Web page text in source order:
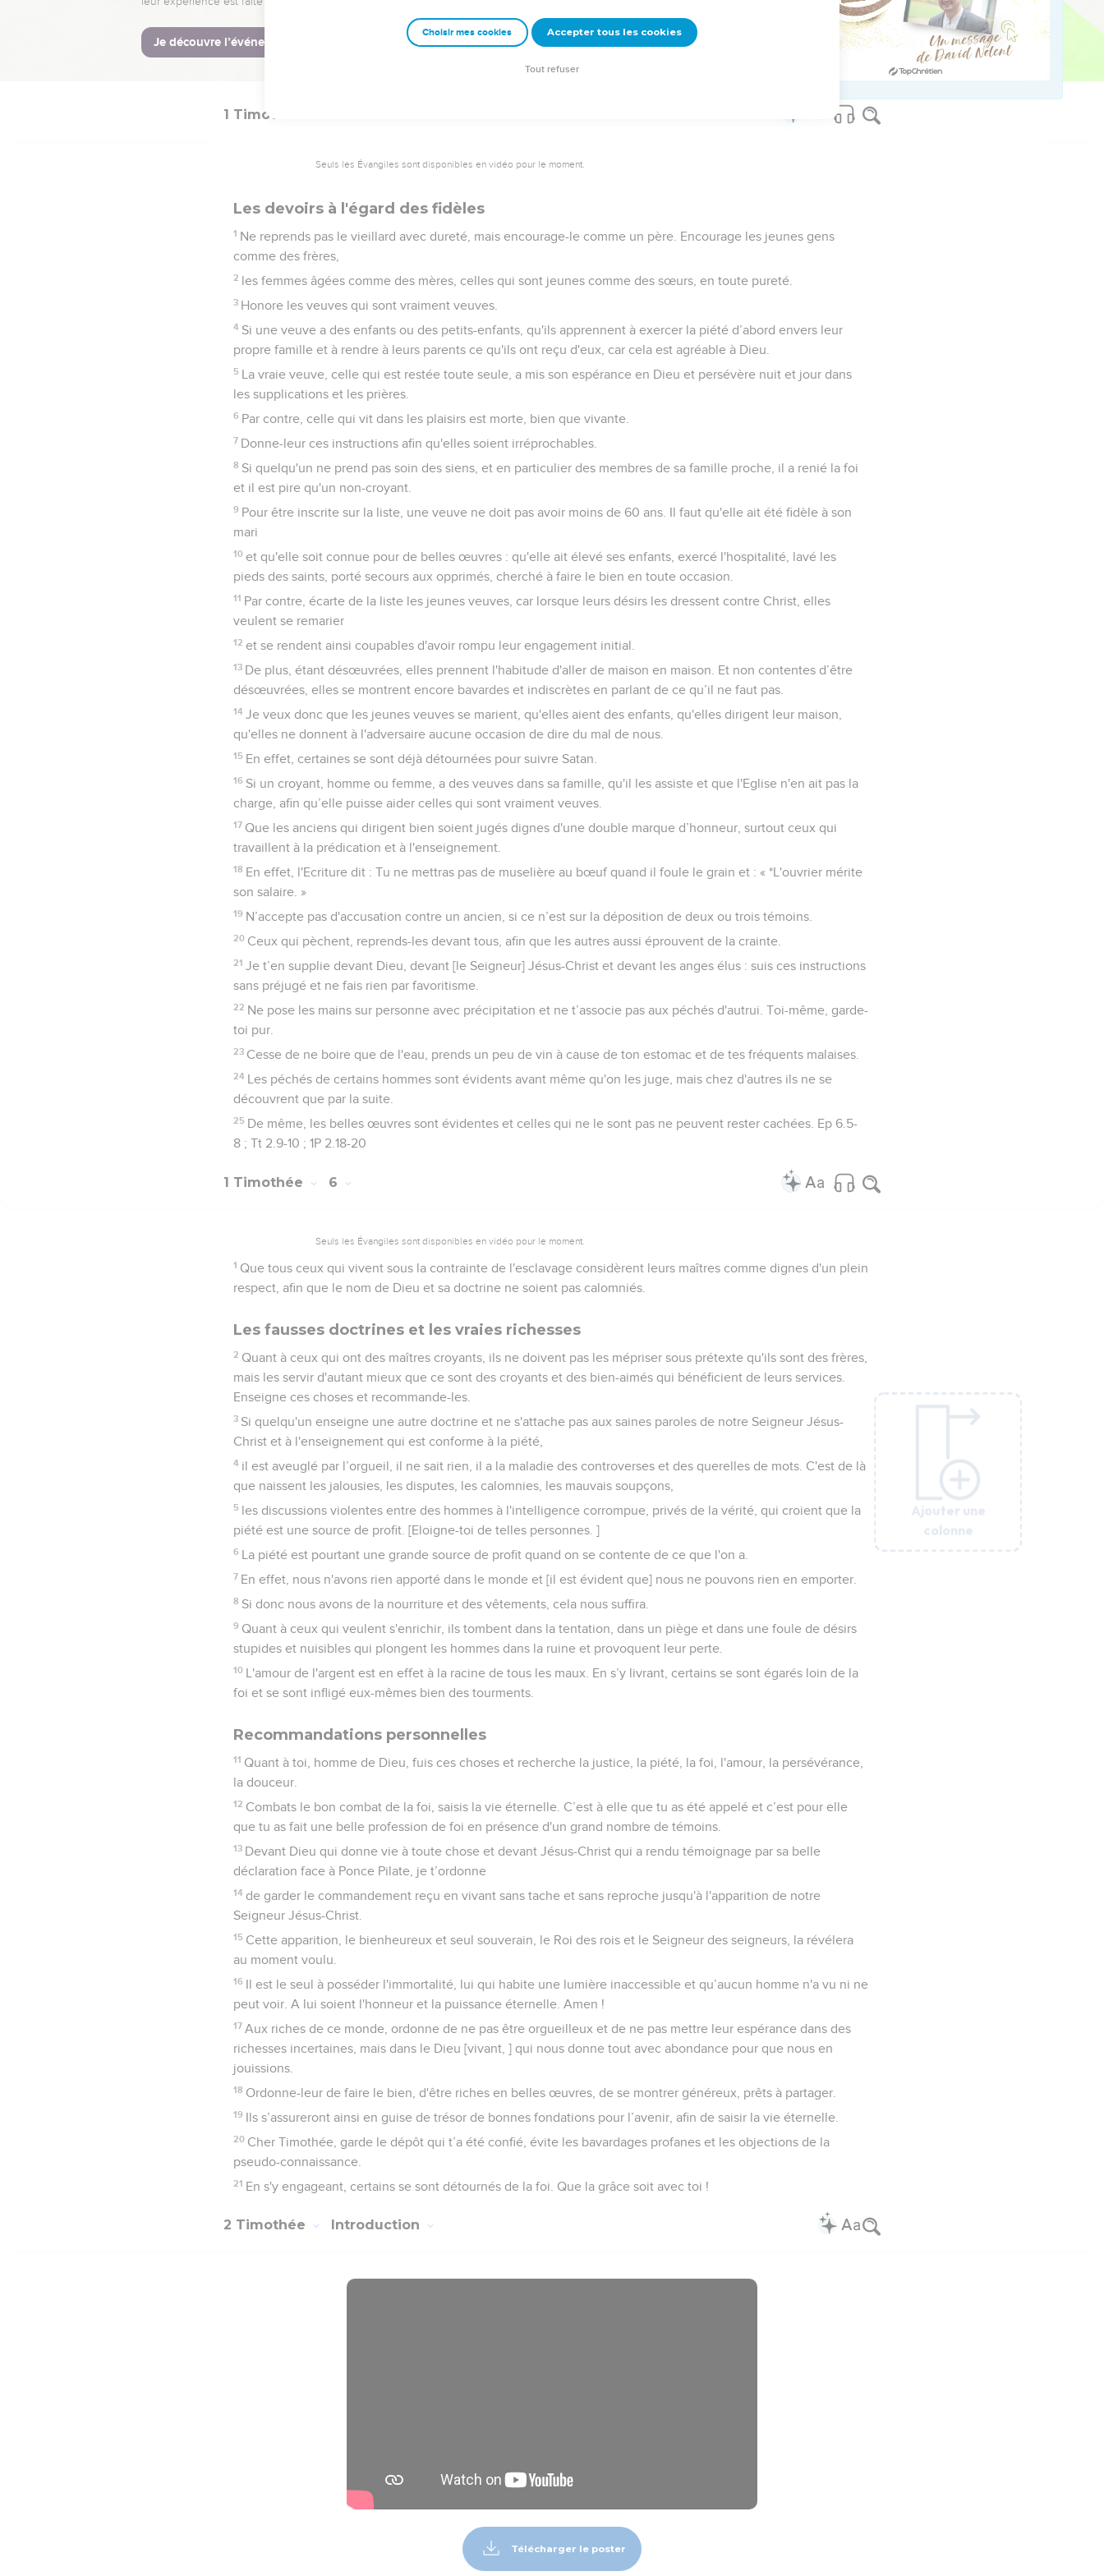
Occupe-toi de ces choses, donne-toi tout entier à elles, afin que tes progrès soient évidents pour tous.
16 Veille sur toi-même et sur ton enseignement. Mets-y de la persévérance, car en agissant ainsi, tu te sauveras
Ajouter une
colonne
1 Timothée
Seuls les Évangiles sont disponibles en vidéo pour le moment.
Les devoirs à l'égard des fidèles
1 Ne reprends pas le vieillard avec dureté, mais encourage-le comme un père. Encourage les jeunes gens
comme des frères,
2 les femmes âgées comme des mères, celles qui sont jeunes comme des sœurs, en toute pureté.
3 Honore les veuves qui sont vraiment veuves.
4 Si une veuve a des enfants ou des petits-enfants, qu'ils apprennent à exercer la piété d’abord envers leur
propre famille et à rendre à leurs parents ce qu'ils ont reçu d'eux, car cela est agréable à Dieu.
5 La vraie veuve, celle qui est restée toute seule, a mis son espérance en Dieu et persévère nuit et jour dans
les supplications et les prières.
6 Par contre, celle qui vit dans les plaisirs est morte, bien que vivante.
7 Donne-leur ces instructions afin qu'elles soient irréprochables.
8 Si quelqu'un ne prend pas soin des siens, et en particulier des membres de sa famille proche, il a renié la foi
et il est pire qu'un non-croyant.
9 Pour être inscrite sur la liste, une veuve ne doit pas avoir moins de 60 ans. Il faut qu'elle ait été fidèle à son
mari
10 et qu'elle soit connue pour de belles œuvres : qu'elle ait élevé ses enfants, exercé l'hospitalité, lavé les
pieds des saints, porté secours aux opprimés, cherché à faire le bien en toute occasion.
11 Par contre, écarte de la liste les jeunes veuves, car lorsque leurs désirs les dressent contre Christ, elles
veulent se remarier
12 et se rendent ainsi coupables d'avoir rompu leur engagement initial.
13 De plus, étant désœuvrées, elles prennent l'habitude d'aller de maison en maison. Et non contentes d’être
désœuvrées, elles se montrent encore bavardes et indiscrètes en parlant de ce qu’il ne faut pas.
14 Je veux donc que les jeunes veuves se marient, qu'elles aient des enfants, qu'elles dirigent leur maison,
qu'elles ne donnent à l'adversaire aucune occasion de dire du mal de nous.
15 En effet, certaines se sont déjà détournées pour suivre Satan.
16 Si un croyant, homme ou femme, a des veuves dans sa famille, qu'il les assiste et que l'Eglise n'en ait pas la
charge, afin qu’elle puisse aider celles qui sont vraiment veuves.
17 Que les anciens qui dirigent bien soient jugés dignes d'une double marque d’honneur, surtout ceux qui
travaillent à la prédication et à l'enseignement.
18 En effet, l'Ecriture dit : Tu ne mettras pas de muselière au bœuf quand il foule le grain et : « *L'ouvrier mérite
son salaire. »
19 N’accepte pas d'accusation contre un ancien, si ce n’est sur la déposition de deux ou trois témoins.
20 Ceux qui pèchent, reprends-les devant tous, afin que les autres aussi éprouvent de la crainte.
21 Je t’en supplie devant Dieu, devant [le Seigneur] Jésus-Christ et devant les anges élus : suis ces instructions
sans préjugé et ne fais rien par favoritisme.
22 Ne pose les mains sur personne avec précipitation et ne t’associe pas aux péchés d'autrui. Toi-même, garde-
toi pur.
23 Cesse de ne boire que de l'eau, prends un peu de vin à cause de ton estomac et de tes fréquents malaises.
24 Les péchés de certains hommes sont évidents avant même qu'on les juge, mais chez d'autres ils ne se
découvrent que par la suite.
25 De même, les belles œuvres sont évidentes et celles qui ne le sont pas ne peuvent rester cachées. Ep 6.5-
8 ; Tt 2.9-10 ; 1P 2.18-20
Ajouter une
colonne
1 Timothée 6
Seuls les Évangiles sont disponibles en vidéo pour le moment.
1 Que tous ceux qui vivent sous la contrainte de l'esclavage considèrent leurs maîtres comme dignes d'un plein
respect, afin que le nom de Dieu et sa doctrine ne soient pas calomniés.
Les fausses doctrines et les vraies richesses
2 Quant à ceux qui ont des maîtres croyants, ils ne doivent pas les mépriser sous prétexte qu'ils sont des frères,
mais les servir d'autant mieux que ce sont des croyants et des bien-aimés qui bénéficient de leurs services.
Enseigne ces choses et recommande-les.
3 Si quelqu'un enseigne une autre doctrine et ne s'attache pas aux saines paroles de notre Seigneur Jésus-
Christ et à l'enseignement qui est conforme à la piété,
4 il est aveuglé par l’orgueil, il ne sait rien, il a la maladie des controverses et des querelles de mots. C'est de là
que naissent les jalousies, les disputes, les calomnies, les mauvais soupçons,
5 les discussions violentes entre des hommes à l'intelligence corrompue, privés de la vérité, qui croient que la
piété est une source de profit. [Eloigne-toi de telles personnes. ]
6 La piété est pourtant une grande source de profit quand on se contente de ce que l'on a.
7 En effet, nous n'avons rien apporté dans le monde et [il est évident que] nous ne pouvons rien en emporter.
8 Si donc nous avons de la nourriture et des vêtements, cela nous suffira.
9 Quant à ceux qui veulent s'enrichir, ils tombent dans la tentation, dans un piège et dans une foule de désirs
stupides et nuisibles qui plongent les hommes dans la ruine et provoquent leur perte.
10 L'amour de l'argent est en effet à la racine de tous les maux. En s’y livrant, certains se sont égarés loin de la
foi et se sont infligé eux-mêmes bien des tourments.
Recommandations personnelles
11 Quant à toi, homme de Dieu, fuis ces choses et recherche la justice, la piété, la foi, l'amour, la persévérance,
la douceur.
12 Combats le bon combat de la foi, saisis la vie éternelle. C’est à elle que tu as été appelé et c’est pour elle
que tu as fait une belle profession de foi en présence d'un grand nombre de témoins.
13 Devant Dieu qui donne vie à toute chose et devant Jésus-Christ qui a rendu témoignage par sa belle
déclaration face à Ponce Pilate, je t’ordonne
14 de garder le commandement reçu en vivant sans tache et sans reproche jusqu'à l'apparition de notre
Seigneur Jésus-Christ.
15 Cette apparition, le bienheureux et seul souverain, le Roi des rois et le Seigneur des seigneurs, la révélera
au moment voulu.
16 Il est le seul à posséder l'immortalité, lui qui habite une lumière inaccessible et qu’aucun homme n'a vu ni ne
peut voir. A lui soient l'honneur et la puissance éternelle. Amen !
17 Aux riches de ce monde, ordonne de ne pas être orgueilleux et de ne pas mettre leur espérance dans des
richesses incertaines, mais dans le Dieu [vivant, ] qui nous donne tout avec abondance pour que nous en
jouissions.
18 Ordonne-leur de faire le bien, d'être riches en belles œuvres, de se montrer généreux, prêts à partager.
19 Ils s’assureront ainsi en guise de trésor de bonnes fondations pour l’avenir, afin de saisir la vie éternelle.
20 Cher Timothée, garde le dépôt qui t’a été confié, évite les bavardages profanes et les objections de la
pseudo-connaissance.
21 En s'y engageant, certains se sont détournés de la foi. Que la grâce soit avec toi !
Ajouter une
colonne
2 Timothée Introduction
Télécharger le poster
Ajouter une
colonne
Ajouter une
colonne
Ajouter une
colonne
Choisir mes cookies Accepter tous les cookies
Tout refuser